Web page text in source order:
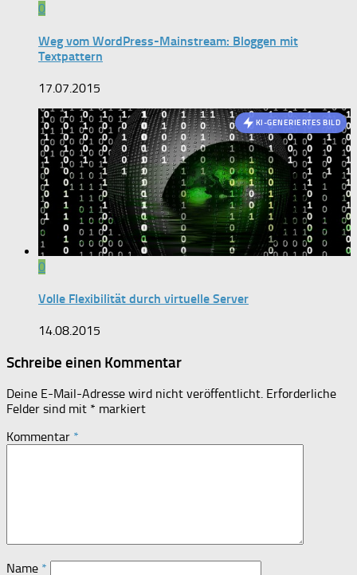
0
Weg vom WordPress-Mainstream: Bloggen mit
Textpattern
17.07.2015
KI-GENERIERTES BILD
0
Volle Flexibilität durch virtuelle Server
14.08.2015
Schreibe einen Kommentar
Deine E-Mail-Adresse wird nicht veröffentlicht. Erforderliche
Felder sind mit * markiert
Kommentar *
Name *